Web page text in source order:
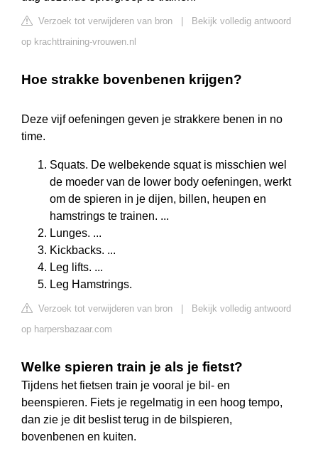
Verzoek tot verwijderen van bron
Bekijk volledig antwoord
op krachttraining-vrouwen.nl
Hoe strakke bovenbenen krijgen?
Deze vijf oefeningen geven je strakkere benen in no
time.
Squats. De welbekende squat is misschien wel
de moeder van de lower body oefeningen, werkt
om de spieren in je dijen, billen, heupen en
hamstrings te trainen. ...
Lunges. ...
Kickbacks. ...
Leg lifts. ...
Leg Hamstrings.
Verzoek tot verwijderen van bron
Bekijk volledig antwoord
op harpersbazaar.com
Welke spieren train je als je fietst?
Tijdens het fietsen train je vooral je bil- en
beenspieren. Fiets je regelmatig in een hoog tempo,
dan zie je dit beslist terug in de bilspieren,
bovenbenen en kuiten.